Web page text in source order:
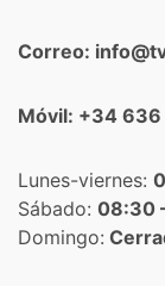
Correo:
Móvil: +34 636
Lunes-viernes:
Sábado: 08:30
Domingo: